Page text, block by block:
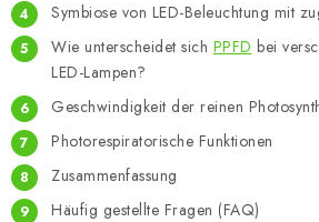
Symbiose von LED-Beleuchtung mit
Wie unterscheidet sich PPFD bei
LED-Lampen?
Geschwindigkeit der reinen
Photorespiratorische Funktionen
Zusammenfassung
Häufig gestellte Fragen (FAQ)